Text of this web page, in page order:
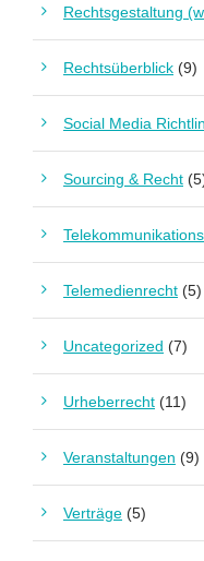
Rechtsgestaltung
Rechtsüberblick (9)
Social Media
Sourcing & Recht
Telemedienrecht (5)
Uncategorized (7)
Urheberrecht (11)
Veranstaltungen (9)
Verträge (5)